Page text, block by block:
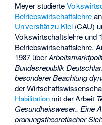
Meyer studierte
Betriebswirtschaftslehre
Universität zu Kiel (CAU)
Volkswirtschaftslehre und
Betriebswirtschaftslehre.
1987 über
Bundesrepublik
besonderer Beachtung
der
Habilitation mit der Arbeit
Gesundheitswesen. Eine
ordnungstheoretischer